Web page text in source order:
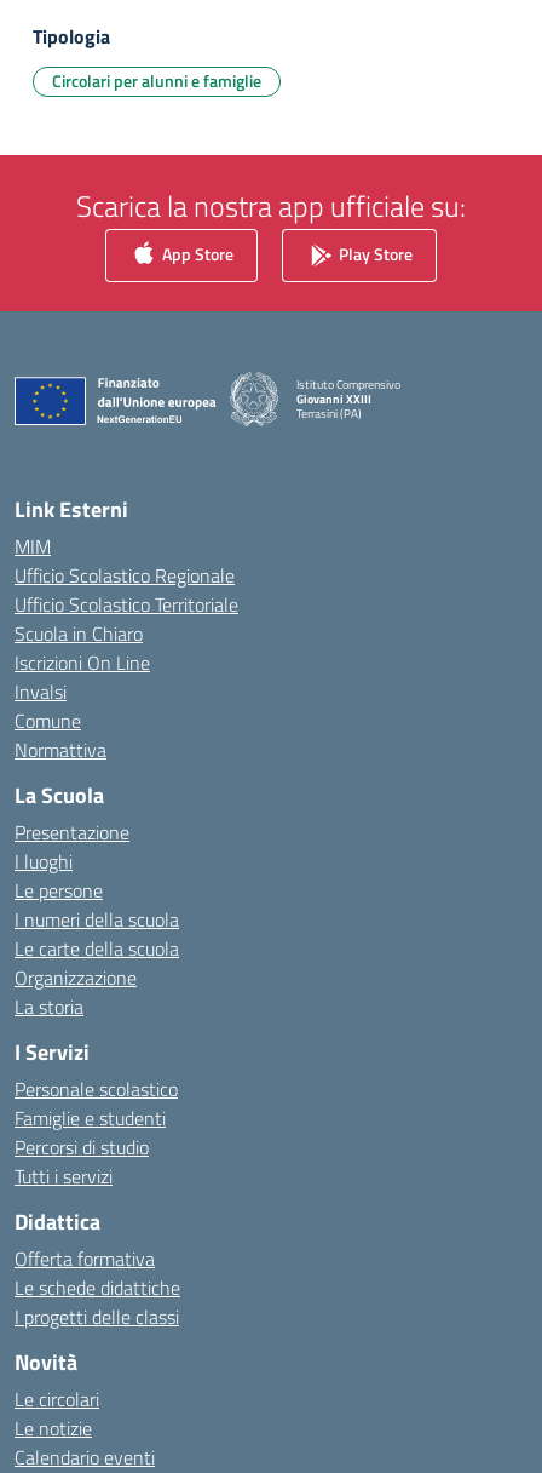
Tipologia
Circolari per alunni e famiglie
Scarica la nostra app ufficiale su:
App Store Play Store
Istituto Comprensivo
Giovanni XXIII
Terrasini (PA)
Link Esterni
MIM
Ufficio Scolastico Regionale
Ufficio Scolastico Territoriale
Scuola in Chiaro
Iscrizioni On Line
Invalsi
Comune
Normattiva
La Scuola
Presentazione
I luoghi
Le persone
I numeri della scuola
Le carte della scuola
Organizzazione
La storia
I Servizi
Personale scolastico
Famiglie e studenti
Percorsi di studio
Tutti i servizi
Didattica
Offerta formativa
Le schede didattiche
I progetti delle classi
Novità
Le circolari
Le notizie
Calendario eventi